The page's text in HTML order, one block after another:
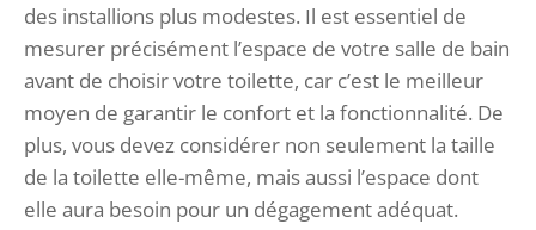
des installions plus modestes. Il est essentiel de
mesurer précisément l’espace de votre salle de bain
avant de choisir votre toilette, car c’est le meilleur
moyen de garantir le confort et la fonctionnalité. De
plus, vous devez considérer non seulement la taille
de la toilette elle-même, mais aussi l’espace dont
elle aura besoin pour un dégagement adéquat.